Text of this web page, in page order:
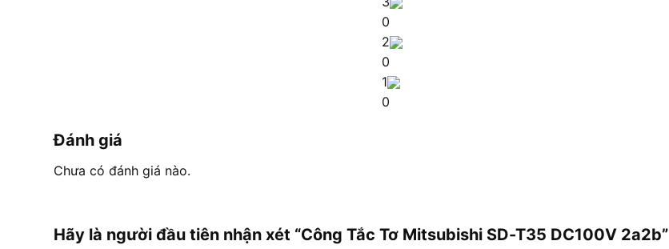
0
2
0
1
0
Đánh giá
Chưa có đánh giá nào.
Hãy là người đầu tiên nhận xét “Công Tắc Tơ Mitsubishi SD-T35 DC100V 2a2b”